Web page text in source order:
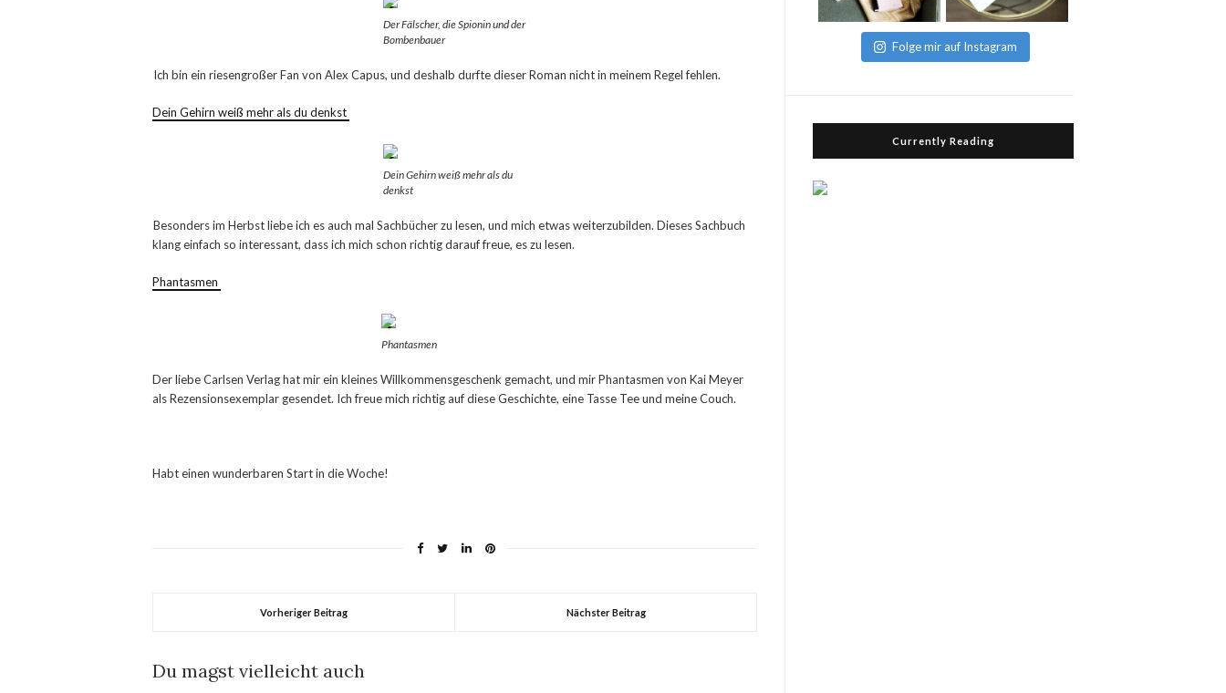
Der Fälscher, die Spionin und der
Bombenbauer
Ich bin ein riesengroßer Fan von Alex Capus, und deshalb durfte dieser Roman nicht in meinem Regel fehlen.
Dein Gehirn weiß mehr als du denkst
Dein Gehirn weiß mehr als du
denkst
Besonders im Herbst liebe ich es auch mal Sachbücher zu lesen, und mich etwas weiterzubilden. Dieses Sachbuch
klang einfach so interessant, dass ich mich schon richtig darauf freue, es zu lesen.
Phantasmen
Phantasmen
Der liebe Carlsen Verlag hat mir ein kleines Willkommensgeschenk gemacht, und mir Phantasmen von Kai Meyer
als Rezensionsexemplar gesendet. Ich freue mich richtig auf diese Geschichte, eine Tasse Tee und meine Couch.
Habt einen wunderbaren Start in die Woche!
Vorheriger Beitrag Nächster Beitrag
Du magst vielleicht auch
Folge mir auf Instagram
Currently Reading